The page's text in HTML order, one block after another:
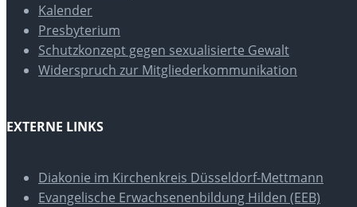
Kalender
Presbyterium
Schutzkonzept gegen sexualisierte Gewalt
Widerspruch zur Mitgliederkommunikation
EXTERNE LINKS
Diakonie im Kirchenkreis Düsseldorf-Mettmann
Evangelische Erwachsenenbildung Hilden (EEB)